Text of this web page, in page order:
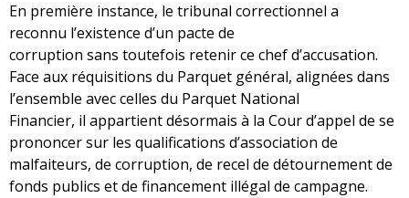
En première instance, le tribunal correctionnel a
reconnu l’existence d’un pacte de
corruption sans toutefois retenir ce chef d’accusation.
Face aux réquisitions du Parquet général, alignées dans
l’ensemble avec celles du Parquet National
Financier, il appartient désormais à la Cour d’appel de se
prononcer sur les qualifications d’association de
malfaiteurs, de corruption, de recel de détournement de
fonds publics et de financement illégal de campagne.